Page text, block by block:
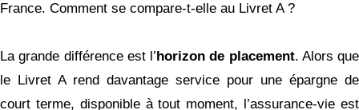
France. Comment se compare-t-elle au Livret A ?
La grande différence est l’ horizon de placement. Alors que
le Livret A rend davantage service pour une épargne de
court terme, disponible à tout moment, l’assurance-vie est